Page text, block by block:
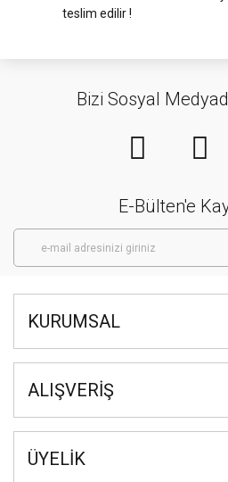
teslim edilir !
Bizi Sosyal
E-Bülten'e
KURUMSAL
ALIŞVERİŞ
ÜYELİK